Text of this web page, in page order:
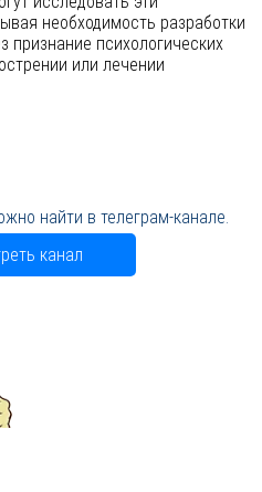
необходимость разработки
признание психологических
или лечении
найти в телеграм-канале.
канал